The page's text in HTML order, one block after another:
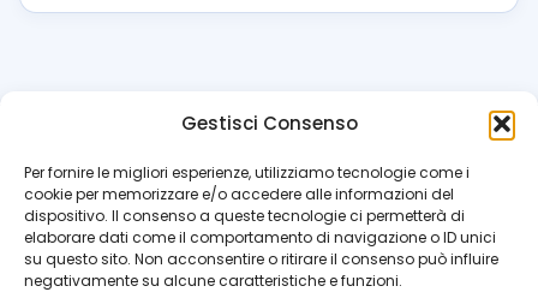
Gestisci Consenso
Per fornire le migliori esperienze, utilizziamo tecnologie come i
cookie per memorizzare e/o accedere alle informazioni del
dispositivo. Il consenso a queste tecnologie ci permetterà di
elaborare dati come il comportamento di navigazione o ID unici
su questo sito. Non acconsentire o ritirare il consenso può influire
negativamente su alcune caratteristiche e funzioni.
azzurrissimo.it
Il blog di riferimento per i tifosi del Napoli. News, interviste,
pagelle e calciomercato. Testata giornalistica registrata
al Tribunale di Napoli (n. 48 dell’08/10/2012). Direttore Luca
Perillo